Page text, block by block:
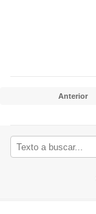
Anterior